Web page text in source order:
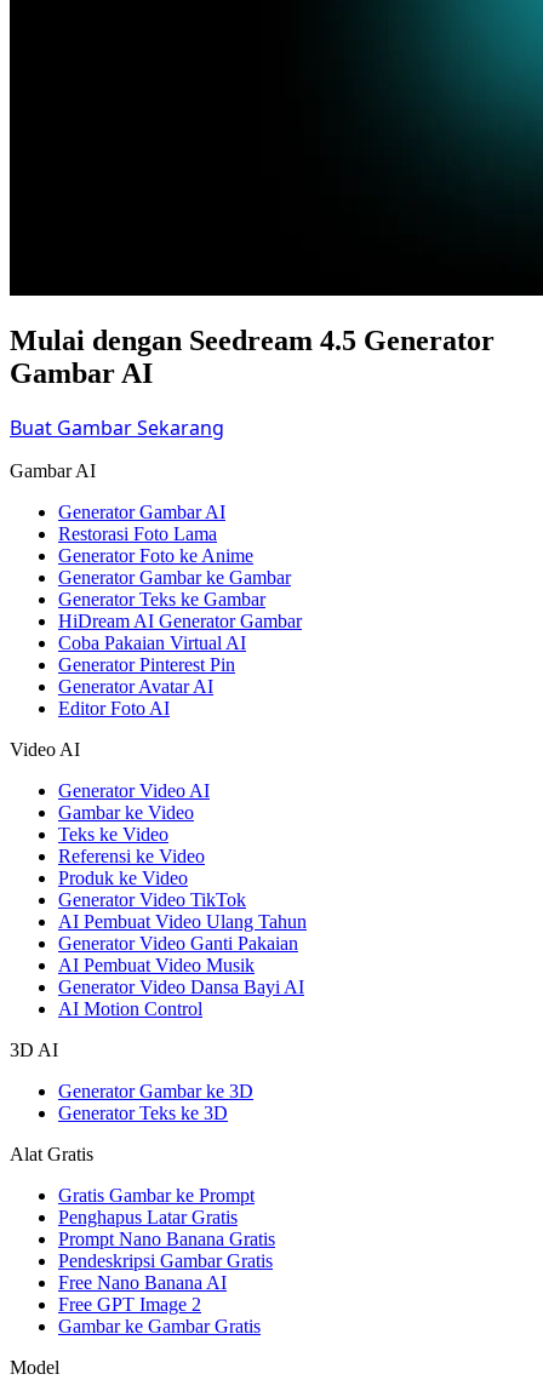
Mulai dengan Seedream 4.5 Generator
Gambar AI
Buat Gambar Sekarang
Gambar AI
Generator Gambar AI
Restorasi Foto Lama
Generator Foto ke Anime
Generator Gambar ke Gambar
Generator Teks ke Gambar
HiDream AI Generator Gambar
Coba Pakaian Virtual AI
Generator Pinterest Pin
Generator Avatar AI
Editor Foto AI
Video AI
Generator Video AI
Gambar ke Video
Teks ke Video
Referensi ke Video
Produk ke Video
Generator Video TikTok
AI Pembuat Video Ulang Tahun
Generator Video Ganti Pakaian
AI Pembuat Video Musik
Generator Video Dansa Bayi AI
AI Motion Control
3D AI
Generator Gambar ke 3D
Generator Teks ke 3D
Alat Gratis
Gratis Gambar ke Prompt
Penghapus Latar Gratis
Prompt Nano Banana Gratis
Pendeskripsi Gambar Gratis
Free Nano Banana AI
Free GPT Image 2
Gambar ke Gambar Gratis
Model